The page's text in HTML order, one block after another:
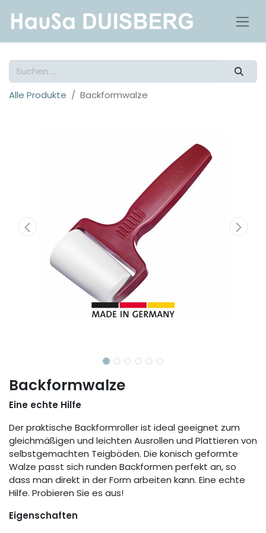
Alle Produkte Backformwalze
Backformwalze
Eine echte Hilfe
Der praktische Backformroller ist ideal geeignet zum
gleichmäßigen und leichten Ausrollen und Plattieren von
selbstgemachten Teigböden. Die konisch geformte
Walze passt sich runden Backformen perfekt an, so
dass man direkt in der Form arbeiten kann. Eine echte
Hilfe. Probieren Sie es aus!
Eigenschaften